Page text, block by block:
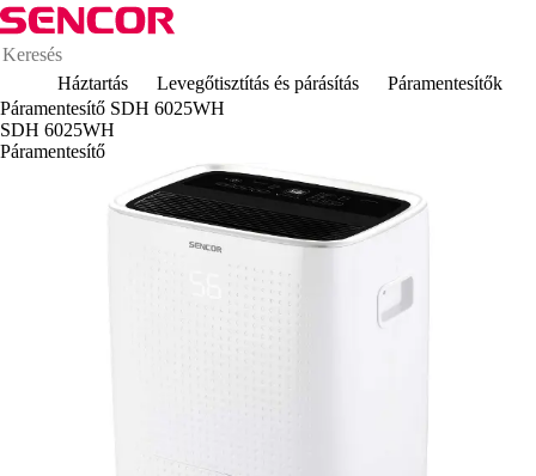
Háztartás Levegőtisztítás és párásítás
Páramentesítők
Páramentesítő SDH 6025WH
SDH 6025WH
Páramentesítő